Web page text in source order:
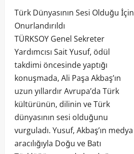
Türk Dünyasının Sesi Olduğu İçin
Onurlandırıldı
TÜRKSOY Genel Sekreter
Yardımcısı Sait Yusuf, ödül
takdimi öncesinde yaptığı
konuşmada, Ali Paşa Akbaş’ın
uzun yıllardır Avrupa’da Türk
kültürünün, dilinin ve Türk
dünyasının sesi olduğunu
vurguladı. Yusuf, Akbaş’ın medya
aracılığıyla Doğu ve Batı